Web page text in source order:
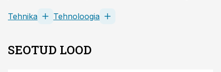
Tehnika Tehnoloogia
SEOTUD LOOD